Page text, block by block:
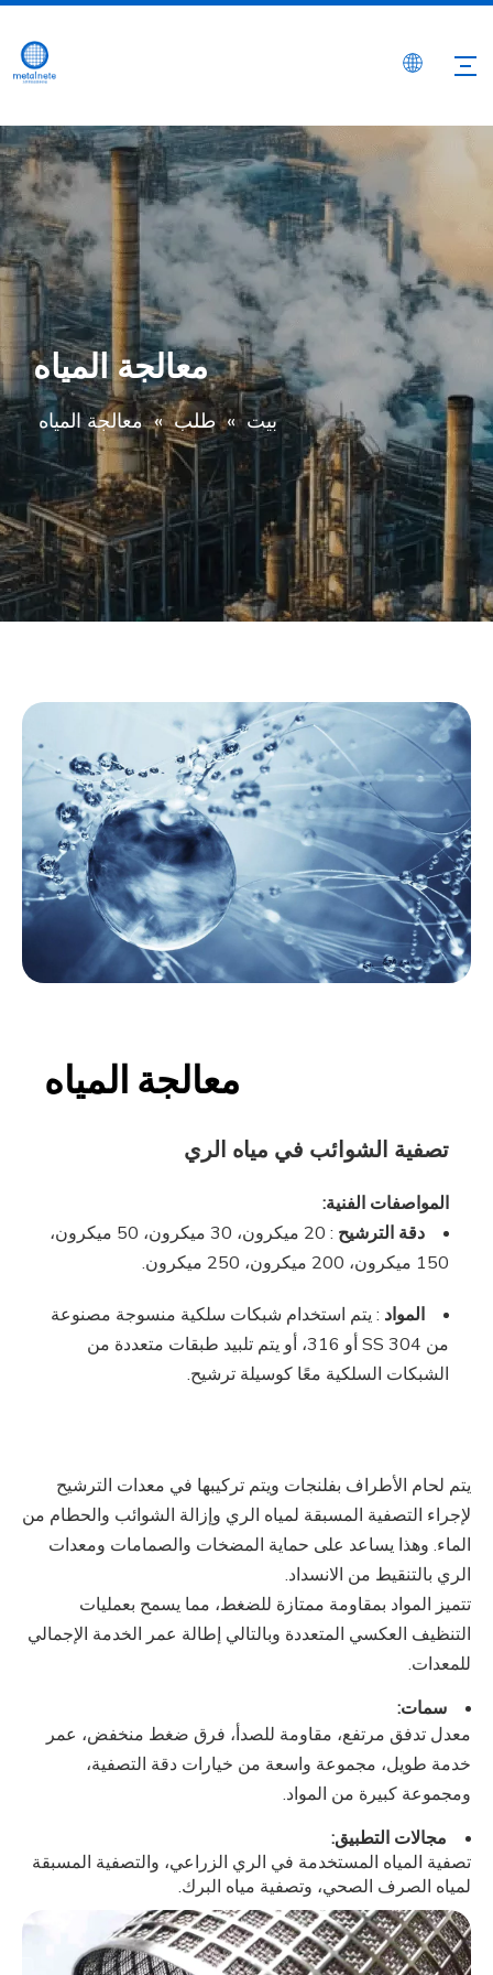
معالجة المياه
بيت » طلب » معالجة المياه
معالجة المياه
تصفية الشوائب في مياه الري
المواصفات الفنية:
دقة الترشيح
: 20 ميكرون، 30 ميكرون، 50 ميكرون،
150 ميكرون، 200 ميكرون، 250 ميكرون.
المواد : يتم استخدام شبكات سلكية منسوجة مصنوعة
من SS 304 أو 316، أو يتم تلبيد طبقات متعددة من
الشبكات السلكية معًا كوسيلة ترشيح.
يتم لحام الأطراف بفلنجات ويتم تركيبها في معدات الترشيح
لإجراء التصفية المسبقة لمياه الري وإزالة الشوائب والحطام من
الماء. وهذا يساعد على حماية المضخات والصمامات ومعدات
الري بالتنقيط من الانسداد.
تتميز المواد بمقاومة ممتازة للضغط، مما يسمح بعمليات
التنظيف العكسي المتعددة وبالتالي إطالة عمر الخدمة الإجمالي
للمعدات.
سمات:
معدل تدفق مرتفع، مقاومة للصدأ، فرق ضغط منخفض، عمر
خدمة طويل، مجموعة واسعة من خيارات دقة التصفية،
ومجموعة كبيرة من المواد.
مجالات التطبيق:
تصفية المياه المستخدمة في الري الزراعي، والتصفية المسبقة
لمياه الصرف الصحي، وتصفية مياه البرك.